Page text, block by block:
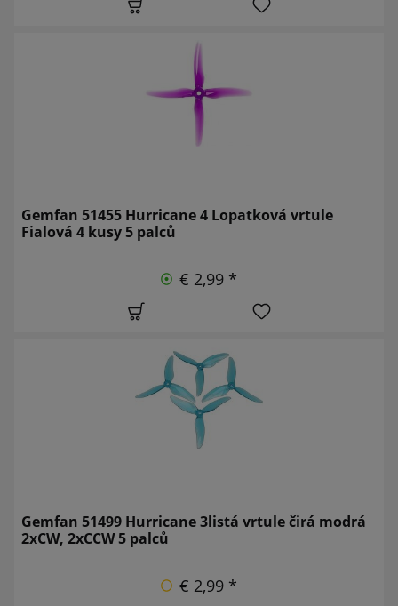
Gemfan 51455 Hurricane 4 Lopatková vrtule
Fialová 4 kusy 5 palců
€ 2,99 *
Gemfan 51499 Hurricane 3listá vrtule čirá modrá
2xCW, 2xCCW 5 palců
€ 2,99 *